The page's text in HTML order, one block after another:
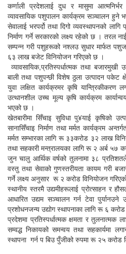
कर्णाली प्रदेशलाई दुध र मासुमा
व्यावसायिक पशुपालन कार्यक्रम सञ्चालन हुने
सेवालाई भरपर्दो तथा दिगो व्यवस्थापनको
निर्माण गर्ने सरकारको लक्ष्य रहेको छ । तरल
सम्पन्न गरी पशुहरूको नश्लउ सुधार मार्फत
६३ लाख बजेट विनियोजन गरिएको छ ।
व्यावसायिक,प्रतिस्पर्धात्मक तथा बजारमुखी
बाली तथा पशुपन्छी विशेष ठुला उत्पादन पकेट
युवा लक्षित कार्यक्रमर कृषि यान्त्रिकीकरण
उत्थानशील उच्च मूल्य कृषि कार्यक्रम
भएको छ ।
खेतबारीमा सिँचाइ सुविधा पु¥याई कृषिको
सानासिँचाइ निर्माण तथा मर्मत कार्यक्रम
मर्मत सम्भारका लागि रू ३३करोड ३२ लाख
तथा सहकारी मन्त्रालयका लागि रू २ अर्ब ५७
जुन चालु आर्थिक वर्षको तुलनामा ३८ प्रतिशतले
वस्तु तथा सेवाको गुणस्तरीयता कायम गरी
गर्ने लक्ष्य अनुसार रू २ करोड विनियोजन
स्थानीय स्तरमै उद्यमीहरूलाई प्रोत्साहन र
आधारित उद्यम सञ्चालन गर्न टेवा पुर्यानउने
प्रशोधनजन्य उद्योग स्थापनाका लागि रू ६
प्रदेशमा प्रतिस्पर्धात्मक क्षमता र तुलनात्मक
सम्वद्ध निकायको समन्वय तथा सहकार्यमा
स्थापना गर्न प बिउ पुँजीको रुपमा रू २५ करोड